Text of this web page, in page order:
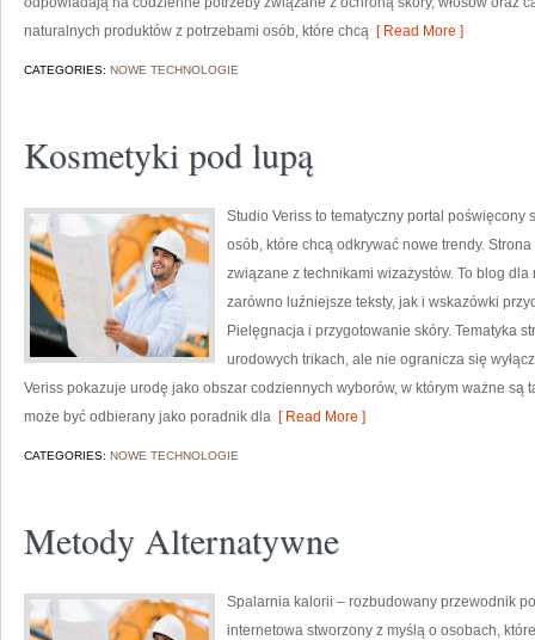
naturalnych produktów z potrzebami osób, które chcą [ Read More ]
CATEGORIES: NOWE TECHNOLOGIE
Kosmetyki pod lupą
Studio Veriss to tematyczny portal
osób, które chcą odkrywać nowe trendy.
związane z technikami wizażystów. To blog
zarówno luźniejsze teksty, jak i wskazówki
Pielęgnacja i przygotowanie skóry. Tematyka
urodowych trikach, ale nie ogranicza się
Veriss pokazuje urodę jako obszar codziennych wyborów, w którym ważne są
może być odbierany jako poradnik dla [ Read More ]
CATEGORIES: NOWE TECHNOLOGIE
Metody Alternatywne
Spalarnia kalorii – rozbudowany przewodnik
internetowa stworzony z myślą o osobach,